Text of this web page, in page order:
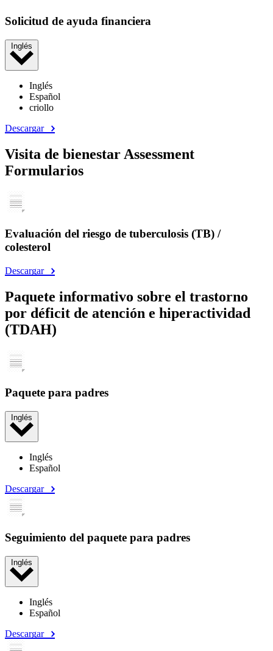
Solicitud de ayuda financiera
Inglés
Inglés
Español
criollo
Descargar
Visita de bienestar Assessment
Formularios
Evaluación del riesgo de tuberculosis (TB) /
colesterol
Descargar
Paquete informativo sobre el trastorno
por déficit de atención e hiperactividad
(TDAH)
Paquete para padres
Inglés
Inglés
Español
Descargar
Seguimiento del paquete para padres
Inglés
Inglés
Español
Descargar